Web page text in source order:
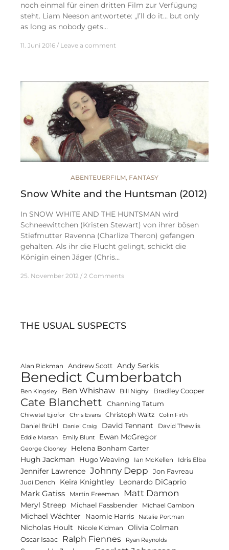
noch einmal für einen dritten Film zur Verfügung
steht. Liam Neeson antwortete: „I’ll do it… but only
as long as nobody gets…
11. Juni 2016 Leave a comment
ABENTEUERFILM, FANTASY
Snow White and the Huntsman (2012)
In SNOW WHITE AND THE HUNTSMAN wird
Schneewittchen (Kristen Stewart) von ihrer bösen
Stiefmutter Ravenna (Charlize Theron) gefangen
gehalten. Als ihr die Flucht gelingt, schickt die
Königin einen Jäger (Chris…
25. November 2012 2 Comments
THE USUAL SUSPECTS
Alan Rickman Andrew Scott Andy Serkis
Benedict Cumberbatch
Ben Kingsley Ben Whishaw Bill Nighy Bradley Cooper
Cate Blanchett Channing Tatum
Chiwetel Ejiofor Chris Evans Christoph Waltz Colin Firth
Daniel Brühl Daniel Craig David Tennant David Thewlis
Eddie Marsan Emily Blunt Ewan McGregor
George Clooney Helena Bonham Carter
Hugh Jackman Hugo Weaving Ian McKellen Idris Elba
Jennifer Lawrence Johnny Depp Jon Favreau
Judi Dench Keira Knightley Leonardo DiCaprio
Mark Gatiss Martin Freeman Matt Damon
Meryl Streep Michael Fassbender Michael Gambon
Michael Wächter Naomie Harris Natalie Portman
Nicholas Hoult Nicole Kidman Olivia Colman
Oscar Isaac Ralph Fiennes Ryan Reynolds